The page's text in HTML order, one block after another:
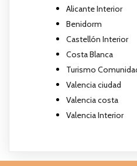
Alicante Interior
Benidorm
Castellón Interior
Costa Blanca
Turismo
Valencia ciudad
Valencia costa
Valencia Interior